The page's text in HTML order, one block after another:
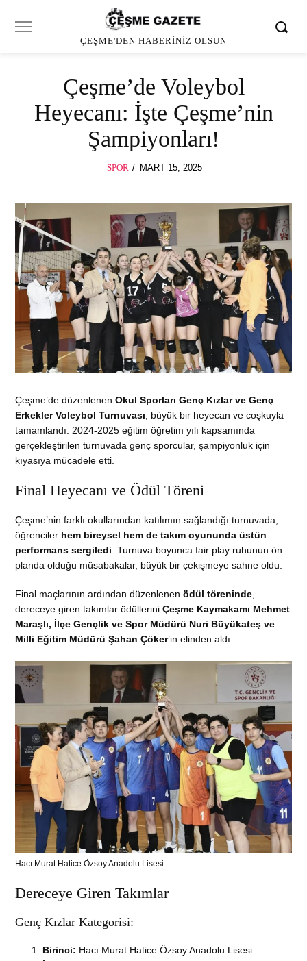
ÇEŞME'DEN HABERINIZ OLSUN
Çeşme’de Voleybol
Heyecanı: İşte Çeşme’nin
Şampiyonları!
SPOR
POSTED
MART 15, 2025MART
Çeşme’de düzenlenenOkul Sporları Genç Kızlar ve Genç
Erkekler Voleybol Turnuvası , büyük bir heyecan ve coşkuyla
tamamlandı. 2024-2025 eğitim öğretim yılı kapsamında
gerçekleştirilen turnuvada genç sporcular, şampiyonluk için
kıyasıya mücadele etti.
Final Heyecanı ve Ödül Töreni
Çeşme’nin farklı okullarından katılımın sağlandığı turnuvada,
öğrenciler hem bireysel hem de takım oyununda üstün
performans sergiledi . Turnuva boyunca fair play ruhunun ön
planda olduğu müsabakalar, büyük bir çekişmeye sahne oldu.
Final maçlarının ardından düzenlenenödül töreninde
dereceye giren takımlar ödülleriniÇeşme Kaymakamı Mehmet
Maraşlı, İlçe Gençlik ve Spor Müdürü Nuri Büyükateş ve
Milli Eğitim Müdürü Şahan Çöker’in elinden aldı.
Hacı Murat Hatice Özsoy Anadolu Lisesi
Dereceye Giren Takımlar
Genç Kızlar Kategorisi:
Birinci: Hacı Murat Hatice Özsoy Anadolu Lisesi